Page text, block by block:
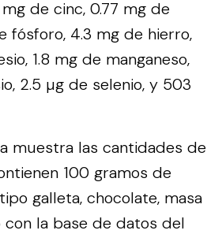
de cinc, 0.77 mg de
fósforo, 4.3 mg de hierro,
1.8 mg de manganeso,
2.5 µg de selenio, y 503
muestra las cantidades de
100 gramos de
galleta, chocolate, masa
la base de datos del